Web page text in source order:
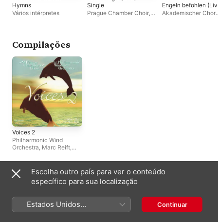
Hymns
Vários intérpretes
Single
Prague Chamber Choir,
Engeln befohlen
- Single
Akademischer Chor
Compilações
Voices 2
Philharmonic Wind
Orchestra, Marc Reift,
Outros artistas
Escolha outro país para ver o conteúdo
específico para sua localização
Estados Unidos
(Português Brasil)
Continuar